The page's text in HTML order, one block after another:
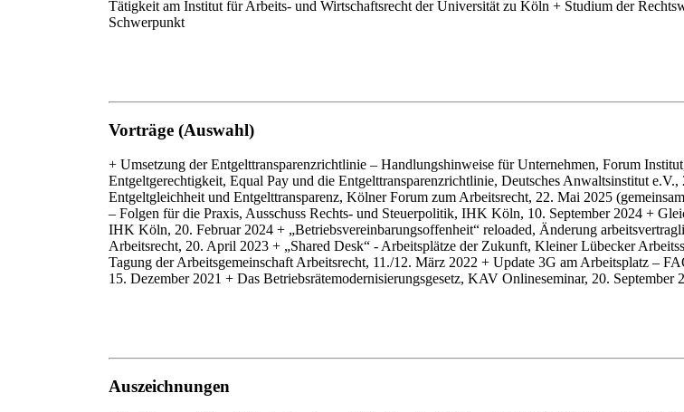
Tätigkeit am Institut für Arbeits- und Wirtschaftsrecht der Universität zu Köln + Studium der
Schwerpunkt
Vorträge (Auswahl)
+ Umsetzung der Entgelttransparenzrichtlinie – Handlungshinweise für Unternehmen, Forum
Entgeltgerechtigkeit, Equal Pay und die Entgelttransparenzrichtlinie, Deutsches Anwaltsinstitut
Entgeltgleichheit und Entgelttransparenz, Kölner Forum zum Arbeitsrecht, 22. Mai 2025
– Folgen für die Praxis, Ausschuss Rechts- und Steuerpolitik, IHK Köln, 10. September 2024 +
IHK Köln, 20. Februar 2024 + „Betriebsvereinbarungsoffenheit“ reloaded, Änderung
Arbeitsrecht, 20. April 2023 + „Shared Desk“ - Arbeitsplätze der Zukunft, Kleiner Lübecker
Tagung der Arbeitsgemeinschaft Arbeitsrecht, 11./12. März 2022 + Update 3G am Arbeitsplatz –
15. Dezember 2021 + Das Betriebsrätemodernisierungsgesetz, KAV Onlineseminar, 20. September
Auszeichnungen